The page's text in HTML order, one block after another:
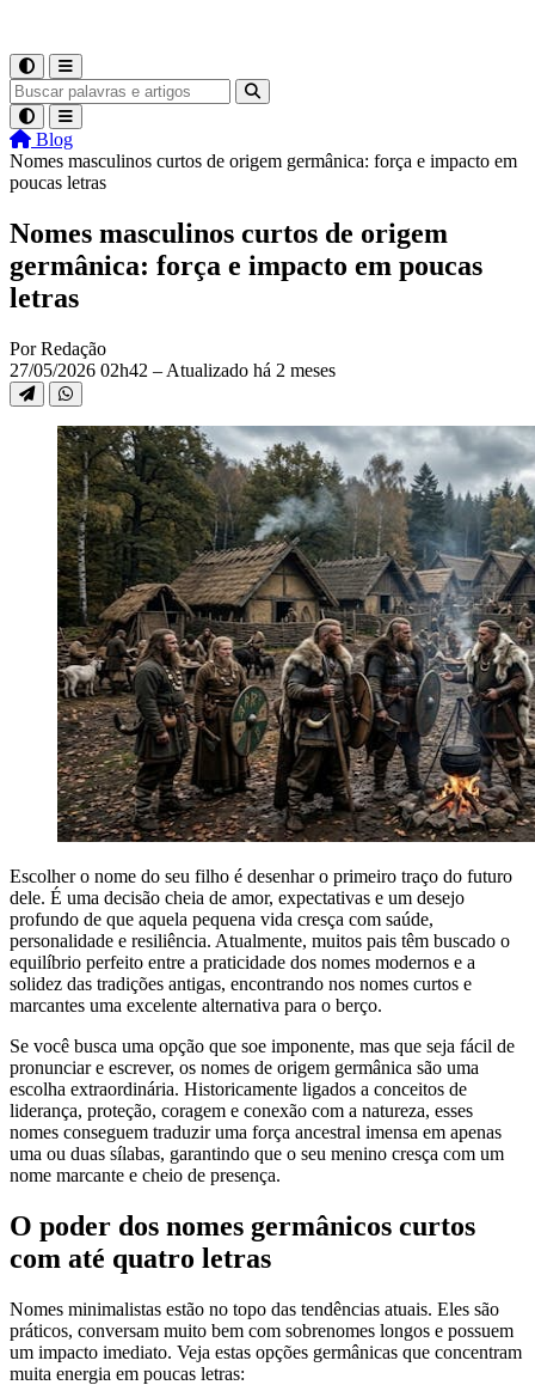
Blog
Nomes masculinos curtos de origem germânica: força e impacto em
poucas letras
Nomes masculinos curtos de origem
germânica: força e impacto em poucas
letras
Por Redação
27/05/2026 02h42 – Atualizado há 2 meses
Escolher o nome do seu filho é desenhar o primeiro traço do futuro
dele. É uma decisão cheia de amor, expectativas e um desejo
profundo de que aquela pequena vida cresça com saúde,
personalidade e resiliência. Atualmente, muitos pais têm buscado o
equilíbrio perfeito entre a praticidade dos nomes modernos e a
solidez das tradições antigas, encontrando nos nomes curtos e
marcantes uma excelente alternativa para o berço.
Se você busca uma opção que soe imponente, mas que seja fácil de
pronunciar e escrever, os nomes de origem germânica são uma
escolha extraordinária. Historicamente ligados a conceitos de
liderança, proteção, coragem e conexão com a natureza, esses
nomes conseguem traduzir uma força ancestral imensa em apenas
uma ou duas sílabas, garantindo que o seu menino cresça com um
nome marcante e cheio de presença.
O poder dos nomes germânicos curtos
com até quatro letras
Nomes minimalistas estão no topo das tendências atuais. Eles são
práticos, conversam muito bem com sobrenomes longos e possuem
um impacto imediato. Veja estas opções germânicas que concentram
muita energia em poucas letras: